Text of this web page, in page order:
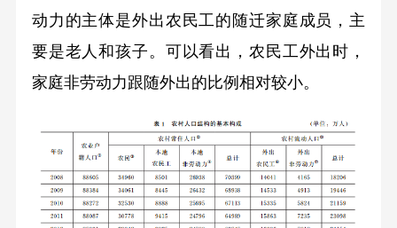
动力的主体是外出农民工的随迁家庭成员，主
要是老人和孩子。可以看出，农民工外出时，
家庭非劳动力跟随外出的比例相对较小。